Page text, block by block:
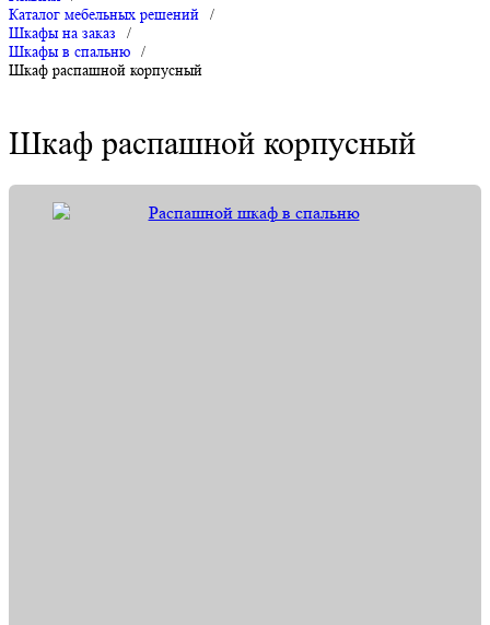
Каталог мебельных решений
/
Шкафы на заказ
/
Шкафы в спальню
/
Шкаф распашной корпусный
Шкаф распашной корпусный